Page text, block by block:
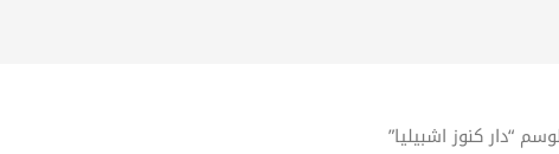
“دار كنوز اشبيليا”